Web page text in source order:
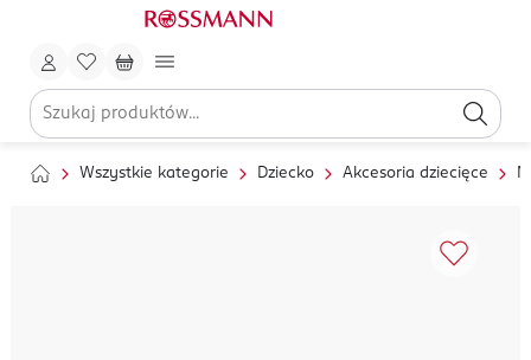
Wszystkie kategorie Dziecko Akcesoria dziecięce